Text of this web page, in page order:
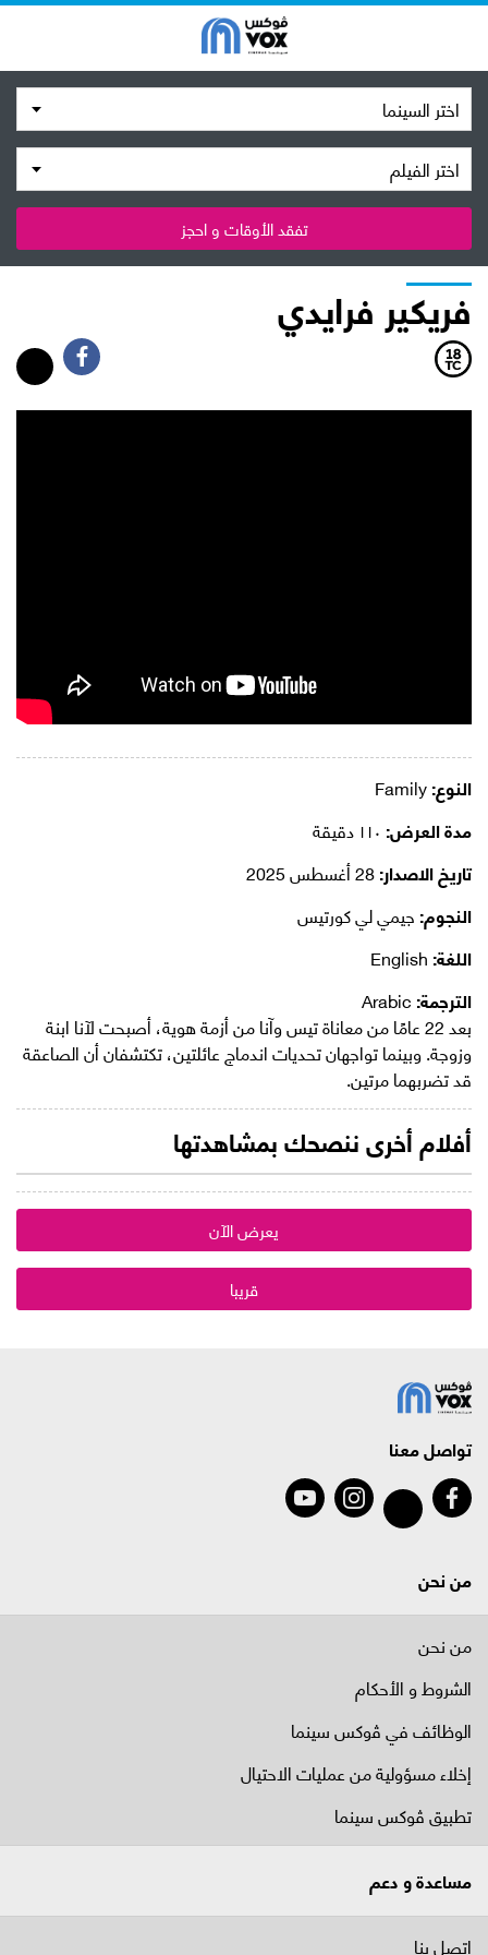
اختر السينما
اختر الفيلم
تفقد الأوقات و احجز
فريكير فرايدي
النوع:
مدة العرض:
تاريخ الاصدار:
النجوم:جيمي لي كورتيس
اللغة:
الترجمة:
بعد 22 عامًا من معاناة تيس وآنا من أزمة هوية، أصبحت لآنا ابنة
وزوجة. وبينما تواجهان تحديات اندماج عائلتين، تكتشفان أن الصاعقة
قد تضربهما مرتين.
أفلام أخرى ننصحك بمشاهدتها
يعرض الآن
قريبا
تواصل معنا
من نحن
من نحن
الشروط و الأحكام
الوظائف في ﭬوكس سينما
إخلاء مسؤولية من عمليات الاحتيال
تطبيق ڤوكس سينما
مساعدة و دعم
اتصل بنا